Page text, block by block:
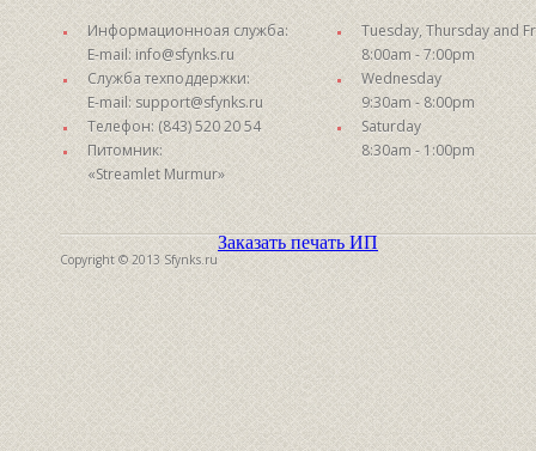
Информационноая служба:
E-mail: info@sfynks.ru
Служба техподдержки:
E-mail: support@sfynks.ru
Телефон: (843) 520 20 54
Питомник:
«Streamlet Murmur»
Tuesday, Thursday and
8:00am - 7:00pm
Wednesday
9:30am - 8:00pm
Saturday
8:30am - 1:00pm
Copyright © 2013 Sfynks.ru
Заказать печать ИП